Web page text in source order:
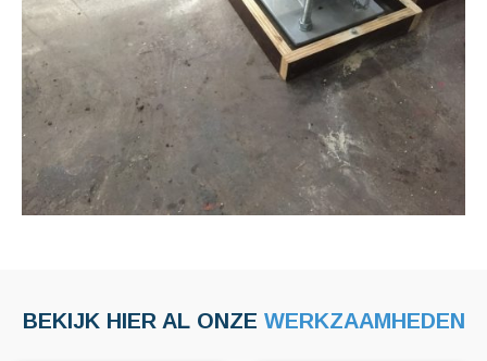
BEKIJK HIER AL ONZE WERKZAAMHEDEN